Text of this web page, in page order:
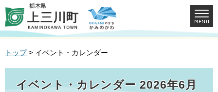
トップ> イベント・カレンダー
イベント・カレンダー 2026年6月